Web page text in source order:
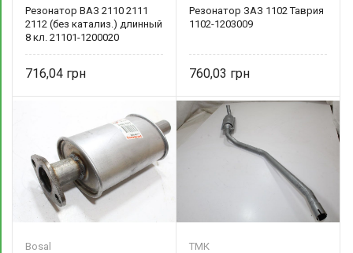
Резонатор ВАЗ 2110 2111
2112 (без катализ.) длинный
8 кл. 21101-1200020
716,04
Резонатор ЗАЗ 1102 Таврия
1102-1203009
760,03
Bosal
ТМК